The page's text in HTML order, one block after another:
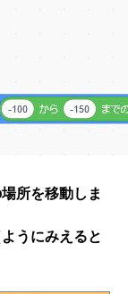
所を移動しま
うにみえると